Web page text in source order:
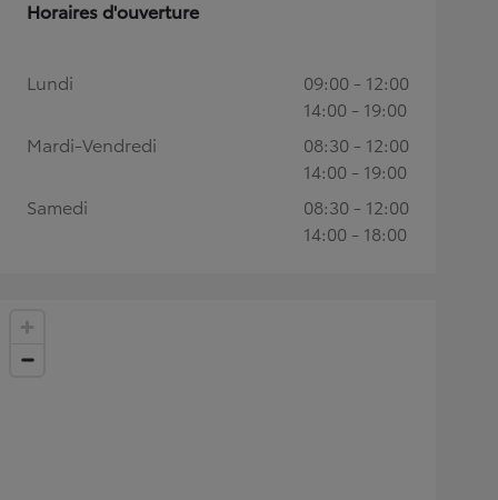
Horaires d'ouverture
Lundi
09:00 - 12:00
14:00 - 19:00
Mardi-Vendredi
08:30 - 12:00
14:00 - 19:00
Samedi
08:30 - 12:00
14:00 - 18:00